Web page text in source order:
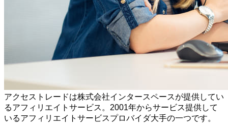
アクセストレードは株式会社インタースペースが提供してい
るアフィリエイトサービス。2001年からサービス提供して
いるアフィリエイトサービスプロバイダ大手の一つです。